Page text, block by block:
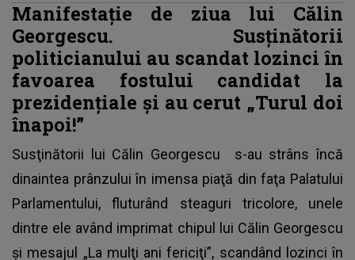
Manifestație de ziua lui Călin
Georgescu. Susţinătorii
politicianului au scandat lozinci în
favoarea fostului candidat la
prezidenţiale şi au cerut „Turul doi
înapoi!”
Susţinătorii lui Călin Georgescu
s-au strâns încă
dinaintea prânzului în imensa piaţă din faţa Palatului
Parlamentului, fluturând steaguri tricolore, unele
dintre ele având imprimat chipul lui Călin Georgescu
şi mesajul „La mulţi ani fericiţi”, scandând lozinci în